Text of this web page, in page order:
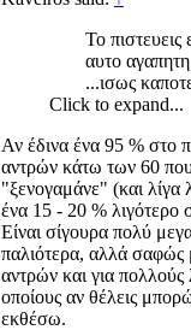
Το πιστευεις
αυτο
...ισως
Click to expand...
Αν έδινα ένα 95 % στο
αντρών κάτω των 60
"ξενογαμάνε" (και λίγα
ένα 15 - 20 % λιγότερο
Είναι σίγουρα πολύ
παλιότερα, αλλά σαφώς
αντρών και για πολλούς
οποίους αν θέλεις
εκθέσω.